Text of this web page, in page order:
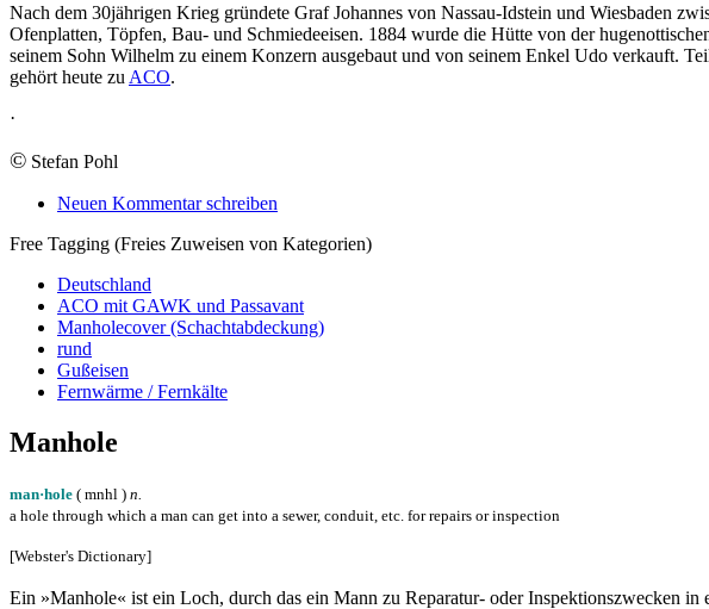
Nach dem 30jährigen Krieg gründete Graf Johannes von Nassau-Idstein und Wiesbaden
Ofenplatten, Töpfen, Bau- und Schmiedeeisen. 1884 wurde die Hütte von der
seinem Sohn Wilhelm zu einem Konzern ausgebaut und von seinem Enkel Udo verkauft.
gehört heute zu ACO.
·
© Stefan Pohl
Neuen Kommentar schreiben
Free Tagging (Freies Zuweisen von Kategorien)
Deutschland
ACO mit GAWK und Passavant
Manholecover (Schachtabdeckung)
rund
Gußeisen
Fernwärme / Fernkälte
Manhole
man·hole ( mnhl ) n.
a hole through which a man can get into a sewer, conduit, etc. for repairs or inspection
[Webster's Dictionary]
Ein »Manhole« ist ein Loch, durch das ein Mann zu Reparatur- oder Inspektionszwecken